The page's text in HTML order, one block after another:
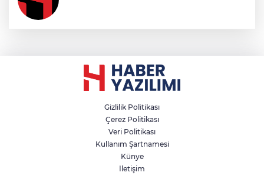
Gizlilik Politikası
Çerez Politikası
Veri Politikası
Kullanım Şartnamesi
Künye
İletişim